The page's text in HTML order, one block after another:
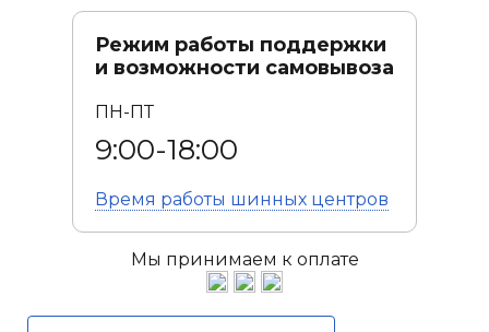
Режим работы поддержки
и возможности самовывоза
ПН-ПТ
9:00-18:00
Время работы шинных центров
Мы принимаем к оплате